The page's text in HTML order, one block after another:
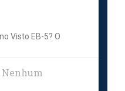
Visto EB-5? O
Nenhum